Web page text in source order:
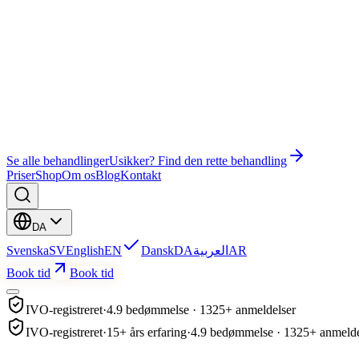
Se alle behandlingerUsikker? Find den rette behandling
PriserShopOm osBlogKontakt
DA
SvenskaSVEnglishEN DanskDAالعربية AR
Book tid
Book tid
IVO-registreret·4.9 bedømmelse · 1325+ anmeldelser
IVO-registreret·15+ års erfaring·4.9 bedømmelse · 1325+